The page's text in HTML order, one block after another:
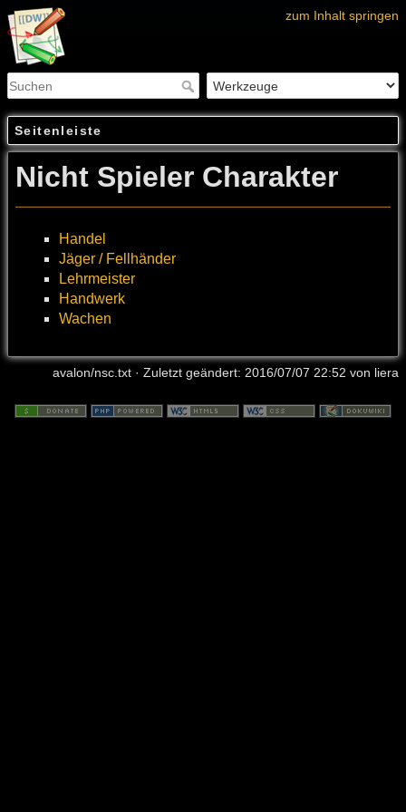
zum Inhalt springen
Seitenleiste
Nicht Spieler Charakter
Handel
Jäger / Fellhänder
Lehrmeister
Handwerk
Wachen
avalon/nsc.txt · Zuletzt geändert: 2016/07/07 22:52 von liera